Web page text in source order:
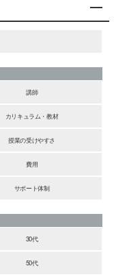
講師
カリキュラム・教材
授業の受けやすさ
費用
サポート体制
30代
50代